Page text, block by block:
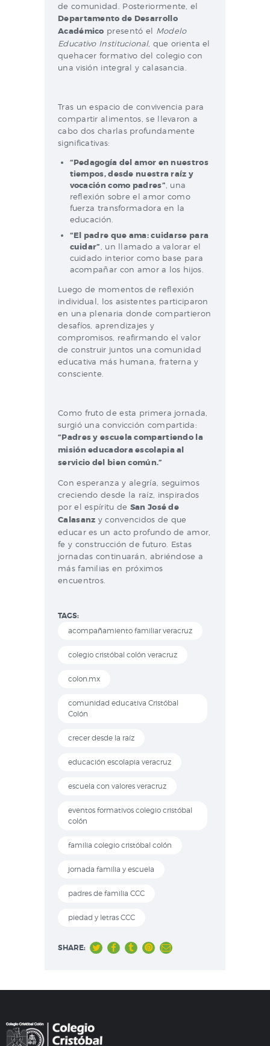
de comunidad. Posteriormente, el
Departamento de Desarrollo
Académico presentó el Modelo
Educativo Institucional, que orienta el
quehacer formativo del colegio con
una visión integral y calasancia.
Tras un espacio de convivencia para
compartir alimentos, se llevaron a
cabo dos charlas profundamente
significativas:
“Pedagogía del amor en nuestros
tiempos, desde nuestra raíz y
vocación como padres” , una
reflexión sobre el amor como
fuerza transformadora en la
educación.
“El padre que ama: cuidarse para
cuidar”
, un llamado a valorar el
cuidado interior como base para
acompañar con amor a los hijos.
Luego de momentos de reflexión
individual, los asistentes participaron
en una plenaria donde compartieron
desafíos, aprendizajes y
compromisos, reafirmando el valor
de construir juntos una comunidad
educativa más humana, fraterna y
consciente.
Como fruto de esta primera jornada,
surgió una convicción compartida:
“Padres y escuela compartiendo la
misión educadora escolapia al
servicio del bien común.”
Con esperanza y alegría, seguimos
creciendo desde la raíz, inspirados
por el espíritu de San José de
Calasanz y convencidos de que
educar es un acto profundo de amor,
fe y construcción de futuro. Estas
jornadas continuarán, abriéndose a
más familias en próximos
encuentros.
TAGS:
acompañamiento familiar veracruz
colegio cristóbal colón veracruz
colon.mx
comunidad educativa Cristóbal
Colón
crecer desde la raíz
educación escolapia veracruz
escuela con valores veracruz
eventos formativos colegio cristóbal
colón
familia colegio cristóbal colón
jornada familia y escuela
padres de familia CCC
piedad y letras CCC
SHARE: